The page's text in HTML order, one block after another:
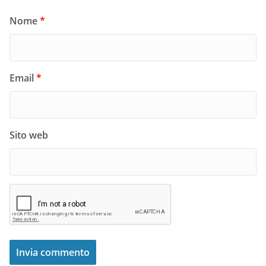
Nome*
Email*
Sito web